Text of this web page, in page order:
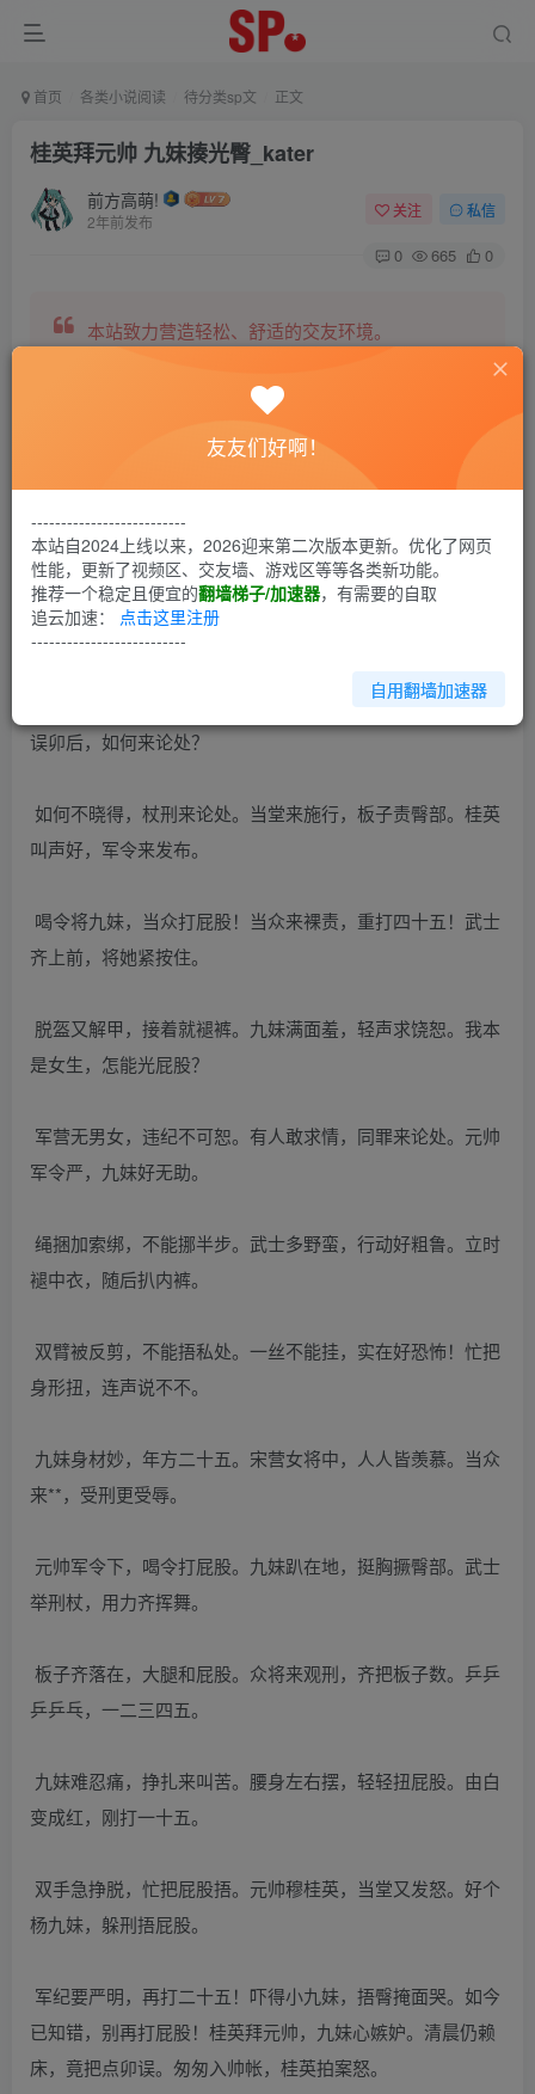
首页 各类小说阅读 待分类sp文 正文
桂英拜元帅 九妹揍光臀_kater
前方高萌!
2年前发布
关注 私信
0 665 0
本站致力营造轻松、舒适的交友环境。
另有小说阅读站点，网罗包括训诫文、腐文在内的
第1回
桂英拜元帅，九妹心嫉妒。清晨仍赖床，竟把点卯误。匆匆
入帅帐，桂英拍案怒。
本帅初升帐，误卯为何故？九妹谎称病，身体不舒服。可知
误卯后，如何来论处？
如何不晓得，杖刑来论处。当堂来施行，板子责臀部。桂英
叫声好，军令来发布。
喝令将九妹，当众打屁股！当众来裸责，重打四十五！武士
齐上前，将她紧按住。
脱盔又解甲，接着就褪裤。九妹满面羞，轻声求饶恕。我本
是女生，怎能光屁股？
军营无男女，违纪不可恕。有人敢求情，同罪来论处。元帅
军令严，九妹好无助。
绳捆加索绑，不能挪半步。武士多野蛮，行动好粗鲁。立时
褪中衣，随后扒内裤。
双臂被反剪，不能捂私处。一丝不能挂，实在好恐怖！忙把
身形扭，连声说不不。
九妹身材妙，年方二十五。宋营女将中，人人皆羡慕。当众
来**，受刑更受辱。
元帅军令下，喝令打屁股。九妹趴在地，挺胸撅臀部。武士
举刑杖，用力齐挥舞。
板子齐落在，大腿和屁股。众将来观刑，齐把板子数。乒乒
乒乒乓，一二三四五。
九妹难忍痛，挣扎来叫苦。腰身左右摆，轻轻扭屁股。由白
变成红，刚打一十五。
双手急挣脱，忙把屁股捂。元帅穆桂英，当堂又发怒。好个
杨九妹，躲刑捂屁股。
军纪要严明，再打二十五！吓得小九妹，捂臀掩面哭。如今
已知错，别再打屁股！桂英拜元帅，九妹心嫉妒。清晨仍赖
床，竟把点卯误。匆匆入帅帐，桂英拍案怒。
友友们好啊！
--------------------------
本站自2024上线以来，2026迎来第二次版本更新。优化了网页
性能，更新了视频区、交友墙、游戏区等等各类新功能。
推荐一个稳定且便宜的翻墙梯子/加速器，有需要的自取
追云加速： 点击这里注册
--------------------------
自用翻墙加速器